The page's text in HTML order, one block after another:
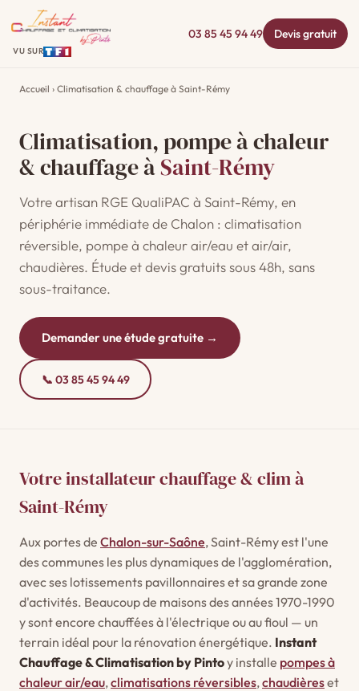
VU SUR
03 85 45 94 49 Devis gratuit
Accueil › Climatisation & chauffage à Saint-Rémy
Climatisation, pompe à chaleur
& chauffage àSaint-Rémy
Votre artisan RGE QualiPAC à Saint-Rémy, en
périphérie immédiate de Chalon : climatisation
réversible, pompe à chaleur air/eau et air/air,
chaudières. Étude et devis gratuits sous 48h, sans
sous-traitance.
Demander une étude gratuite →
📞 03 85 45 94 49
Votre installateur chauffage & clim à
Saint-Rémy
Aux portes de Chalon-sur-Saône, Saint-Rémy est l'une
des communes les plus dynamiques de l'agglomération,
avec ses lotissements pavillonnaires et sa grande zone
d'activités. Beaucoup de maisons des années 1970-1990
y sont encore chauffées à l'électrique ou au fioul — un
terrain idéal pour la rénovation énergétique. Instant
Chauffage & Climatisation by Pintoy installe pompes à
chaleur air/eau,climatisations réversibles,chaudièreset